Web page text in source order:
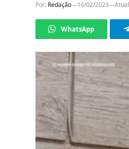
Por: Redação 16/02/2023
WhatsApp